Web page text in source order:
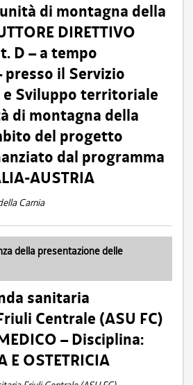
di montagna della
DIRETTIVO
D – a tempo
il Servizio
e Sviluppo territoriale
di montagna della
del progetto
dal programma
AUSTRIA
Carnia
della presentazione delle
sanitaria
Centrale (ASU FC)
– Disciplina:
E OSTETRICIA